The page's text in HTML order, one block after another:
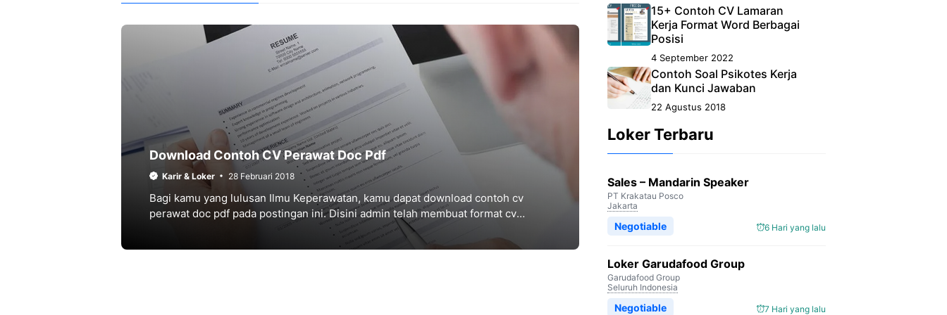
Download Contoh CV Perawat Doc Pdf
Karir & Loker 28 Februari 2018
Bagi kamu yang lulusan Ilmu Keperawatan, kamu dapat download contoh cv
perawat doc pdf pada postingan ini. Disini admin telah membuat format cv
15+ Contoh CV Lamaran
Kerja Format Word Berbagai
Posisi
4 September 2022
Contoh Soal Psikotes Kerja
dan Kunci Jawaban
22 Agustus 2018
Loker Terbaru
Sales – Mandarin Speaker
PT Krakatau Posco
Jakarta
6 Hari yang lalu
Negotiable
Loker Garudafood Group
Garudafood Group
Seluruh Indonesia
7 Hari yang lalu
Negotiable